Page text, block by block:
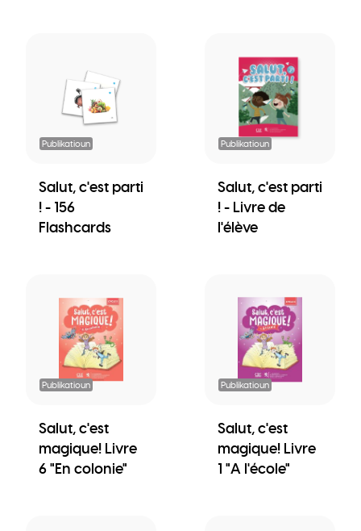
Publikatioun
Salut, c'est parti
! - 156
Flashcards
Publikatioun
Salut, c'est parti
! - Livre de
l'élève
Publikatioun
Salut, c'est
magique! Livre
6 "En colonie"
Publikatioun
Salut, c'est
magique! Livre
1 "A l'école"